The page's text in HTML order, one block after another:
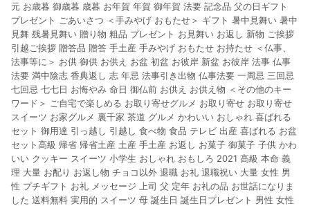
元 お歳暮 御歳暮 歳暮 お年賀 年賀 御年賀 法要 記念品 父の日ギフト
プレゼント ごあいさつ ＜手みやげ おもたせ＞ ギフト 暑中見舞い 暑中
見舞 残暑見舞い 贈り物 粗品 プレゼント お見舞い お返し 新物 ご挨拶
引越ご挨拶 贈答品 贈答 手土産 手みやげ おもたせ お持たせ ＜仏事、
法事等に＞ お供 御供 お供え お盆 初盆 お彼岸 新盆 お彼岸 法事 仏事
法要 満中陰志 香典返し 志 年忌 法事引き出物 仏事法要 一周忌 三回忌
七回忌 七七日 お悔やみ 命日 御仏前 お供え お供え物 ＜その他のキー
ワード＞ ご自宅で楽しめる お取り寄せグルメ お取り寄せ お取り寄せ
スイーツ お家グルメ 裏千家 茶道 グルメ かわいい おしゃれ 喜ばれる
セット 御用達 引っ越し 引越し 食べ物 食品 テレビ 出産 喜ばれる お盆
セット高級 帰省 帰省土産 土産 手土産 お返し お菓子 御菓子 子供 かわ
いい クッキー スイーツ 小学生 おしゃれ おもしろ 2021 高級 本命 義
理 大量 お配り お返し物 チョコ以外 退職 お礼 退職祝い 大量 女性 男
性 プチギフト お礼 メッセージ 上司 父 定年 お礼の品 お世話になりま
した 送料無料 実用的 スイーツ 母 誕生日 誕生日プレゼント 男性 女性